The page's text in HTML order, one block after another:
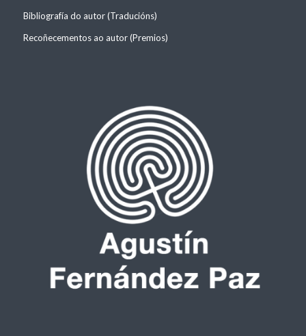
Bibliografía do autor (Traducións)
Recoñecementos ao autor (Premios)